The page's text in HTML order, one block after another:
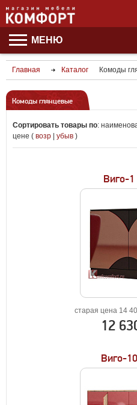
МЕНЮ
Главная Каталог Комоды
Комоды глянцевые
Сортировать товары по:
цене ( возр убыв )
Виго-
старая цена 14
12
Виго-